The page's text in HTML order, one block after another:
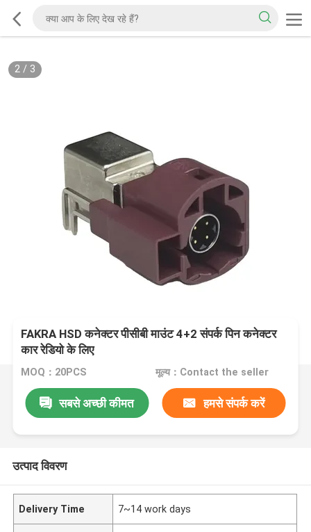
2/ 3
FAKRA HSD कनेक्टर पीसीबी माउंट 4+2 संपर्क पिन कनेक्टर
कार रेडियो के लिए
MOQ：20PCS मूल्य：Contact the seller
सबसे अच्छी कीमत हमसे संपर्क करें
उत्पाद विवरण
Delivery Time 7~14 work days